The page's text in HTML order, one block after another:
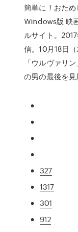
簡単に！おた
Windows版 映
ルサイト。
信。10月18日
「ウルヴァリ
の男の最後を
327
1317
301
912